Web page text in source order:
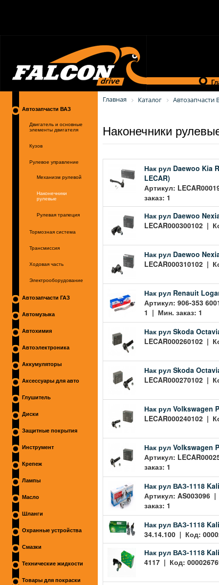
Автозапчасти ВАЗ
Двигатель и основные
элементы двигателя
Кузов
Рулевое управление
Механизм рулевой
Наконечники
рулевые
Рулевая трапеция
Тормозная система
Трансмиссия
Ходовая часть
Электрооборудование
Автозапчасти ГАЗ
Автомузыка
Автохимия
Автоэлектроника
Аккумуляторы
Аксессуары для авто
Глушитель
Диски
Защитные покрытия
Инструмент
Крепеж
Лампы
Масло
Шланги
Охранные устройства
Смазки
Технические жидкости
Товары для покраски
Главная Каталог Автозапчасти
Наконечники
Нак рул Daewoo Kia
LECAR)
Артикул:
заказ: 1
Нак рул Daewoo
LECAR000300102 |
Нак рул Daewoo
LECAR000310102 |
Нак рул Renauit
Артикул: 906-353
1 | Мин. заказ: 1
Нак рул Skoda
LECAR000260102 |
Нак рул Skoda
LECAR000270102 |
Нак рул Volkswagen
LECAR000240102 |
Нак рул Volkswagen
Артикул:
заказ: 1
Нак рул ВАЗ-1118
Артикул: AS003096
заказ: 1
Нак рул ВАЗ-1118
34.14.100 | Код:
Нак рул ВАЗ-1118
4117 | Код: